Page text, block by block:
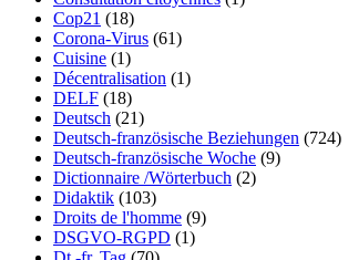
Cop21 (18)
Corona-Virus (61)
Cuisine (1)
Décentralisation (1)
DELF (18)
Deutsch (21)
Deutsch-französische Beziehungen (724)
Deutsch-französische Woche (9)
Dictionnaire /Wörterbuch (2)
Didaktik (103)
Droits de l'homme (9)
DSGVO-RGPD (1)